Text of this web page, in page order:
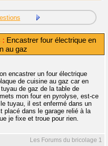
: Encastrer four électrique en
au gaz
encastrer un four électrique
de cuisine au gaz car en
de gaz de la table de
mon four en pyrolyse, est-ce
tuyau, il est enfermé dans un
placé dans le garage relié à la
je fixe et troue pour rien.
Les Forums du bricolage 1